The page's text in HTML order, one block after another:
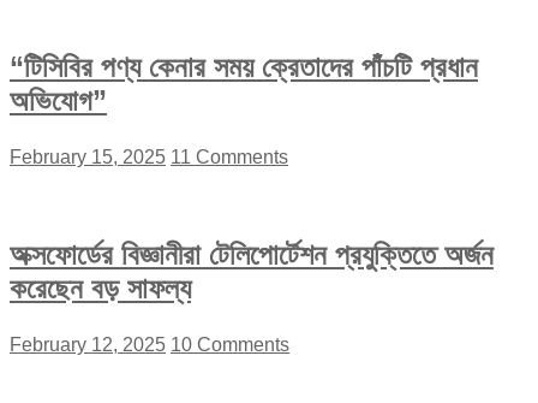
“টিসিবির পণ্য কেনার সময় ক্রেতাদের পাঁচটি প্রধান
অভিযোগ”
February 15, 2025 11 Comments
অক্সফোর্ডের বিজ্ঞানীরা টেলিপোর্টেশন প্রযুক্তিতে অর্জন
করেছেন বড় সাফল্য
February 12, 2025 10 Comments